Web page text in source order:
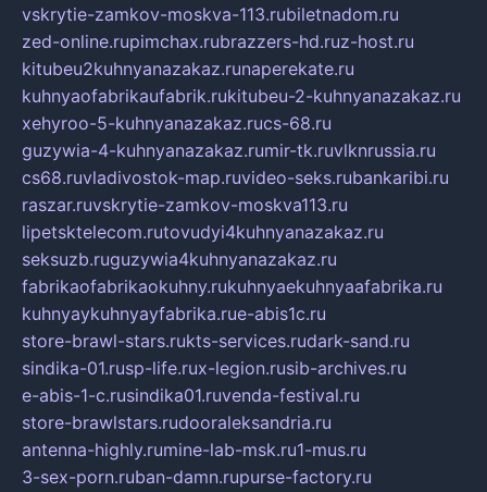
vskrytie-zamkov-moskva-113.rubiletnadom.ru
zed-online.rupimchax.rubrazzers-hd.ruz-host.ru
kitubeu2kuhnyanazakaz.runaperekate.ru
kuhnyaofabrikaufabrik.rukitubeu-2-kuhnyanazakaz.ru
xehyroo-5-kuhnyanazakaz.rucs-68.ru
guzywia-4-kuhnyanazakaz.rumir-tk.ruvlknrussia.ru
cs68.ruvladivostok-map.ruvideo-seks.rubankaribi.ru
raszar.ruvskrytie-zamkov-moskva113.ru
lipetsktelecom.rutovudyi4kuhnyanazakaz.ru
seksuzb.ruguzywia4kuhnyanazakaz.ru
fabrikaofabrikaokuhny.rukuhnyaekuhnyaafabrika.ru
kuhnyaykuhnyayfabrika.rue-abis1c.ru
store-brawl-stars.rukts-services.rudark-sand.ru
sindika-01.rusp-life.rux-legion.rusib-archives.ru
e-abis-1-c.rusindika01.ruvenda-festival.ru
store-brawlstars.rudooraleksandria.ru
antenna-highly.rumine-lab-msk.ru1-mus.ru
3-sex-porn.ruban-damn.rupurse-factory.ru